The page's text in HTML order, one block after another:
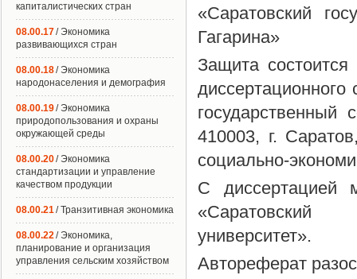
«Саратовский
Гагарина»
Защита
государственный
410003, г.
социально-
С диссертацией
«Саратовский
университет».
Автореферат
капиталистических стран
08.00.17/ Экономика
развивающихся стран
08.00.18/ Экономика
народонаселения и демография
08.00.19/ Экономика
природопользования и охраны
окружающей среды
08.00.20/ Экономика
стандартизации и управление
качеством продукции
08.00.21/ Транзитивная экономика
08.00.22/ Экономика,
планирование и организация
управления сельским хозяйством